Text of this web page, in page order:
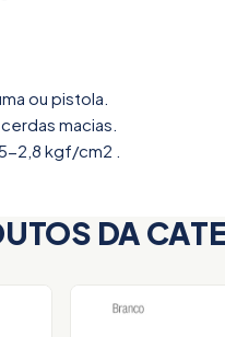
ou pistola.
macias.
2,8 kgf/cm2 .
DA